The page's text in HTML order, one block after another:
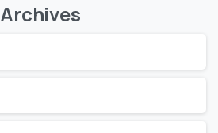
Archives